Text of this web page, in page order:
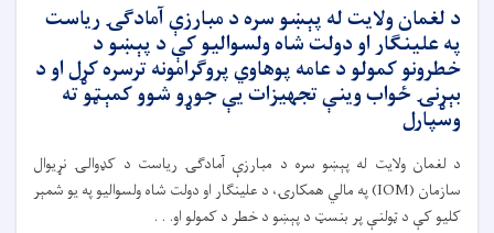
د لغمان ولایت له پېښو سره د مبارزې آمادګۍ ریاست
په علینګار او دولت شاه ولسوالیو کې د پېښو د
خطرونو کمولو د عامه پوهاوي پروګرامونه ترسره کړل او د
بېړنۍ ځواب وینې تجهیزات یې جوړو شوو کمېټو ته
وسپارل
د لغمان ولایت له پېښو سره د مبارزې آمادګۍ ریاست د کډوالۍ نړیوال
سازمان (IOM) په مالي همکارۍ، د علینګار او دولت شاه ولسوالیو په یو شمېر
کلیو کې د ټولنې پر بنسټ د پېښو د خطر د کمولو او. . .